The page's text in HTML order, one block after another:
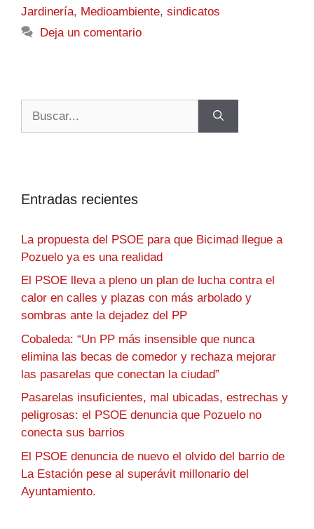
Jardinería, Medioambiente, sindicatos
Deja un comentario
Entradas recientes
La propuesta del PSOE para que Bicimad llegue a
Pozuelo ya es una realidad
El PSOE lleva a pleno un plan de lucha contra el
calor en calles y plazas con más arbolado y
sombras ante la dejadez del PP
Cobaleda: “Un PP más insensible que nunca
elimina las becas de comedor y rechaza mejorar
las pasarelas que conectan la ciudad”
Pasarelas insuficientes, mal ubicadas, estrechas y
peligrosas: el PSOE denuncia que Pozuelo no
conecta sus barrios
El PSOE denuncia de nuevo el olvido del barrio de
La Estación pese al superávit millonario del
Ayuntamiento.